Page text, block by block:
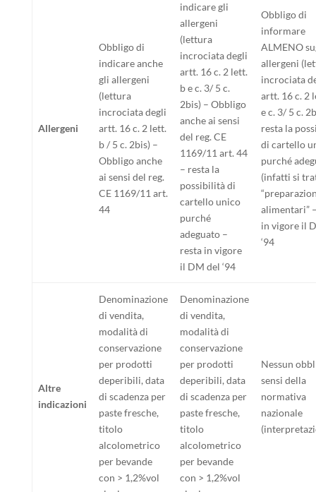
Allergeni
Obbligo di
indicare anche
gli allergeni
(lettura
incrociata degli
artt. 16 c. 2 lett.
b / 5 c. 2bis) –
Obbligo anche
ai sensi del reg.
CE 1169/11 art.
44
indicare gli
allergeni
(lettura
incrociata degli
artt. 16 c. 2 lett.
b e c. 3/ 5 c.
2bis) – Obbligo
anche ai sensi
del reg. CE
1169/11 art. 44
– resta la
possibilità di
cartello unico
purché
adeguato –
resta in vigore
il DM del ‘94
Obbligo di
informare
ALMENO
allergeni
incrociata
artt. 16 c. 2
e c. 3/ 5 c.
resta la
di cartello
purché
(infatti si
alimentari”
in vigore il
‘94
Altre
indicazioni
Denominazione
di vendita,
modalità di
conservazione
per prodotti
deperibili, data
di scadenza per
paste fresche,
titolo
alcolometrico
per bevande
con > 1,2%vol
Denominazione
di vendita,
modalità di
conservazione
per prodotti
deperibili, data
di scadenza per
paste fresche,
titolo
alcolometrico
per bevande
con > 1,2%vol
Nessun
sensi della
normativa
nazionale